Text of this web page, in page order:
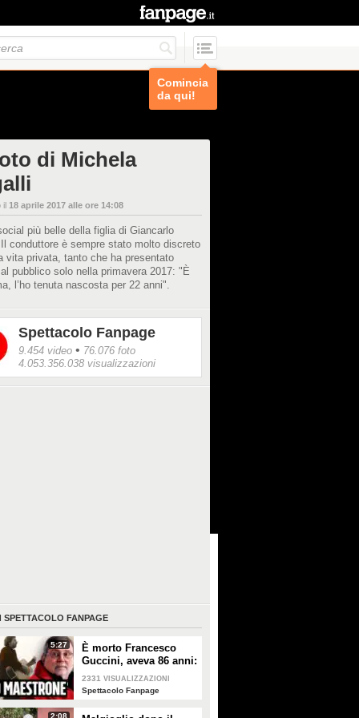
Comincia
da qui!
di Michela
il 18 aprile 2017 alle ore 14:08
più belle della figlia di Giancarlo
conduttore è sempre stato molto discreto
vita privata, tanto che ha presentato
pubblico solo nella primavera 2017: "È
l’ho tenuta nascosta per 22 anni".
Spettacolo Fanpage
9.454 video • 76.076 foto
4.053.356.038 visualizzazioni
SPETTACOLO FANPAGE
5:27
È morto Francesco
Guccini, aveva 86 anni:
è stato uno dei
cantautori più
2331 VISUALIZZAZIONI
Spettacolo Fanpage
2:08